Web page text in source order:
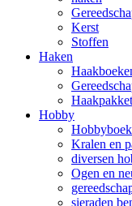
Kerst
Stoffen
Haken
Haakpakket
Hobby
Kralen en
diversen
Ogen en
sieraden